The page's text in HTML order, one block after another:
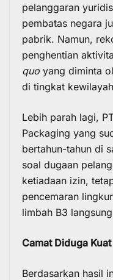
pelanggaran
pembatas negara
pabrik. Namun,
penghentian
quo yang diminta
di tingkat
Lebih parah lagi,
Packaging yang
bertahun-tahun di
soal dugaan
ketiadaan izin,
pencemaran
limbah B3
Camat Diduga
Berdasarkan hasil